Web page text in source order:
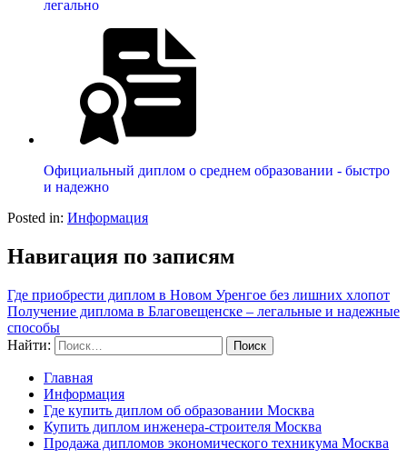
легально
Официальный диплом о среднем образовании - быстро
и надежно
Posted in: Информация
Навигация по записям
Где приобрести диплом в Новом Уренгое без лишних хлопот
Получение диплома в Благовещенске – легальные и надежные
способы
Найти:
Главная
Информация
Где купить диплом об образовании Москва
Купить диплом инженера-строителя Москва
Продажа дипломов экономического техникума Москва